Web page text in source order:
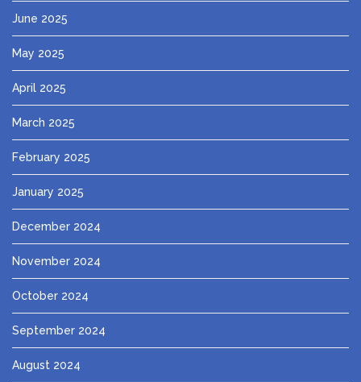
June 2025
May 2025
April 2025
March 2025
February 2025
January 2025
December 2024
November 2024
October 2024
September 2024
August 2024